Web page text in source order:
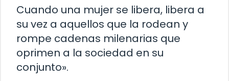
Cuando una mujer se libera, libera a
su vez a aquellos que la rodean y
rompe cadenas milenarias que
oprimen a la sociedad en su
conjunto».